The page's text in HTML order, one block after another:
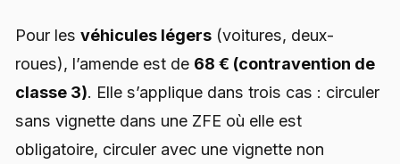
Pour les véhicules légers (voitures, deux-
roues), l’amende est de 68 € (contravention de
classe 3). Elle s’applique dans trois cas : circuler
sans vignette dans une ZFE où elle est
obligatoire, circuler avec une vignette non